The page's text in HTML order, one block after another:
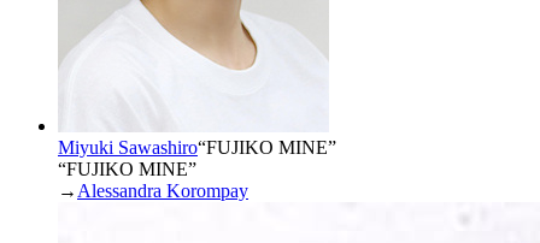
Miyuki Sawashiro“FUJIKO MINE”
“FUJIKO MINE”
→ Alessandra Korompay